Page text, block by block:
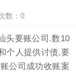
数：0
头要账公司 .数10
个人提供讨债,要
公司成功收账案